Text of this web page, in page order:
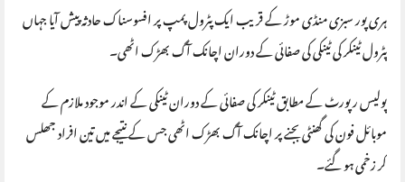
ہری پور سبزی منڈی موڑ کے قریب ایک پٹرول پمپ پر افسوسناک حادثہ پیش آیا جہاں
پٹرول ٹینکر کی ٹینکی کی صفائی کے دوران اچانک آگ بھڑک اٹھی۔
پولیس رپورٹ کے مطابق ٹینکر کی صفائی کے دوران ٹینکی کے اندر موجود ملازم کے
موبائل فون کی گھنٹی بجنے پر اچانک آگ بھڑک اٹھی جس کے نتیجے میں تین افراد جھلس
کر زخمی ہو گئے۔